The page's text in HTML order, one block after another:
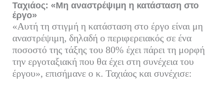
Ταχιάος: «Μη αναστρέψιμη η κατάσταση στο
έργο»
«Αυτή τη στιγμή η κατάσταση στο έργο είναι μη
αναστρέψιμη, δηλαδή ο περιφερειακός σε ένα
ποσοστό της τάξης του 80% έχει πάρει τη μορφή
την εργοταξιακή που θα έχει στη συνέχεια του
έργου», επισήμανε ο κ. Ταχιάος και συνέχισε: